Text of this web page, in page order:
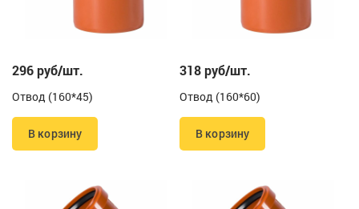
296 руб/шт.
Отвод (160*45)
В корзину
318 руб/шт.
Отвод (160*60)
В корзину